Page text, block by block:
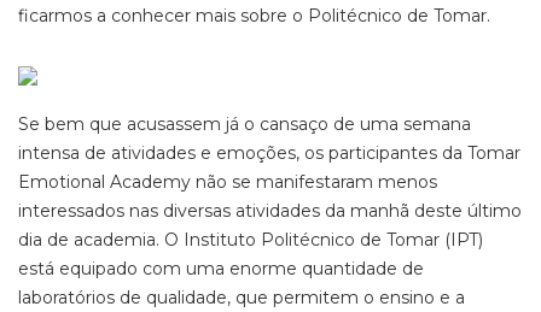
ficarmos a conhecer mais sobre o Politécnico de Tomar.
Se bem que acusassem já o cansaço de uma semana
intensa de atividades e emoções, os participantes da Tomar
Emotional Academy não se manifestaram menos
interessados nas diversas atividades da manhã deste último
dia de academia. O Instituto Politécnico de Tomar (IPT)
está equipado com uma enorme quantidade de
laboratórios de qualidade, que permitem o ensino e a